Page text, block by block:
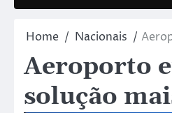
Home Nacionais
Aeroporto
solução